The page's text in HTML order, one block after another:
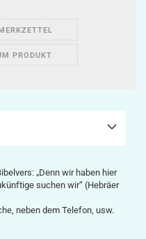
PRODUKT
„Denn wir haben hier
suchen wir“ (Hebräer
neben dem Telefon, usw.